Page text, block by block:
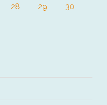
28 29
30